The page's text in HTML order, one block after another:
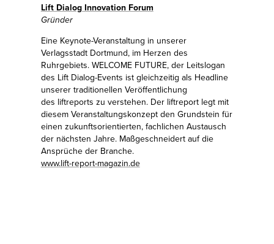
Lift Dialog Innovation Forum
Gründer
Eine Keynote-Veranstaltung in unserer
Verlagsstadt Dortmund, im Herzen des
Ruhrgebiets. WELCOME FUTURE, der Leitslogan
des Lift Dialog-Events ist gleichzeitig als Headline
unserer traditionellen Veröffentlichung
des liftreports zu verstehen. Der liftreport legt mit
diesem Veranstaltungskonzept den Grundstein für
einen zukunftsorientierten, fachlichen Austausch
der nächsten Jahre. Maßgeschneidert auf die
Ansprüche der Branche.
www.lift-report-magazin.de